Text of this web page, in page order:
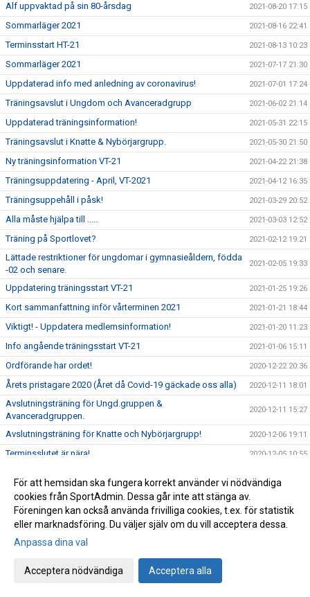
Alf uppvaktad på sin 80-årsdag 2021-08-20 17:15
Sommarläger 2021 2021-08-16 22:41
Terminsstart HT-21 2021-08-13 10:23
Sommarläger 2021 2021-07-17 21:30
Uppdaterad info med anledning av coronavirus! 2021-07-01 17:24
Träningsavslut i Ungdom och Avanceradgrupp 2021-06-02 21:14
Uppdaterad träningsinformation! 2021-05-31 22:15
Träningsavslut i Knatte & Nybörjargrupp. 2021-05-30 21:50
Ny träningsinformation VT-21 2021-04-22 21:38
Träningsuppdatering - April, VT-2021 2021-04-12 16:35
Träningsuppehåll i påsk! 2021-03-29 20:52
Alla måste hjälpa till ..... 2021-03-03 12:52
Träning på Sportlovet? 2021-02-12 19:21
Lättade restriktioner för ungdomar i gymnasieåldern, födda
-02 och senare.
2021-02-05 19:33
Uppdatering träningsstart VT-21 2021-01-25 19:26
Kort sammanfattning inför vårterminen 2021 2021-01-21 18:44
Viktigt! - Uppdatera medlemsinformation! 2021-01-20 11:23
Info angående träningsstart VT-21 2021-01-06 15:11
Ordförande har ordet! 2020-12-22 20:36
Årets pristagare 2020 (Året då Covid-19 gäckade oss alla) 2020-12-11 18:01
Avslutningsträning för Ungd.gruppen &
Avanceradgruppen.
2020-12-11 15:27
Avslutningsträning för Knatte och Nybörjargrupp! 2020-12-06 19:11
Terminsslutet är nära! 2020-12-05 10:55
Ny uppdaterad info kring Covid-19 och vår träning HT-20!
Ny info angående träning och träningstider! 2020-11-03 17:20
Uppdaterad info kring Covid-19
Beslut om skärpta allmänna råd!
Träning på Höstlovet?
För att hemsidan ska fungera korrekt använder vi nödvändiga
cookies från SportAdmin. Dessa går inte att stänga av.
Föreningen kan också använda frivilliga cookies, t.ex. för statistik
eller marknadsföring. Du väljer själv om du vill acceptera dessa.
Anpassa dina val
Acceptera nödvändiga Acceptera alla